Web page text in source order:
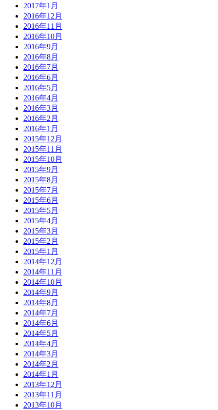
2017年1月
2016年12月
2016年11月
2016年10月
2016年9月
2016年8月
2016年7月
2016年6月
2016年5月
2016年4月
2016年3月
2016年2月
2016年1月
2015年12月
2015年11月
2015年10月
2015年9月
2015年8月
2015年7月
2015年6月
2015年5月
2015年4月
2015年3月
2015年2月
2015年1月
2014年12月
2014年11月
2014年10月
2014年9月
2014年8月
2014年7月
2014年6月
2014年5月
2014年4月
2014年3月
2014年2月
2014年1月
2013年12月
2013年11月
2013年10月